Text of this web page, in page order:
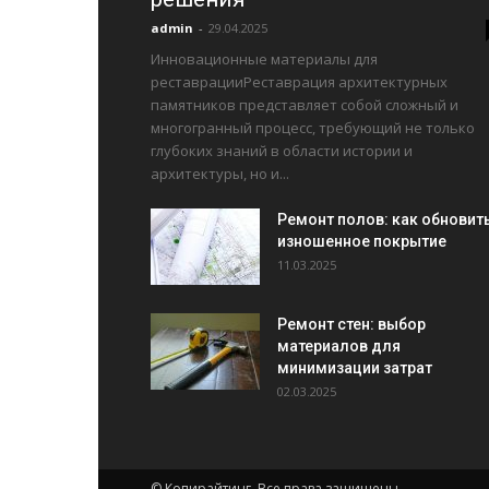
admin - 29.04.2025
Инновационные материалы для
реставрацииРеставрация архитектурных
памятников представляет собой сложный и
многогранный процесс, требующий не только
глубоких знаний в области истории и
архитектуры, но и...
Ремонт полов: как
изношенное покрытие
11.03.2025
Ремонт стен: выбор
материалов для
минимизации затрат
02.03.2025